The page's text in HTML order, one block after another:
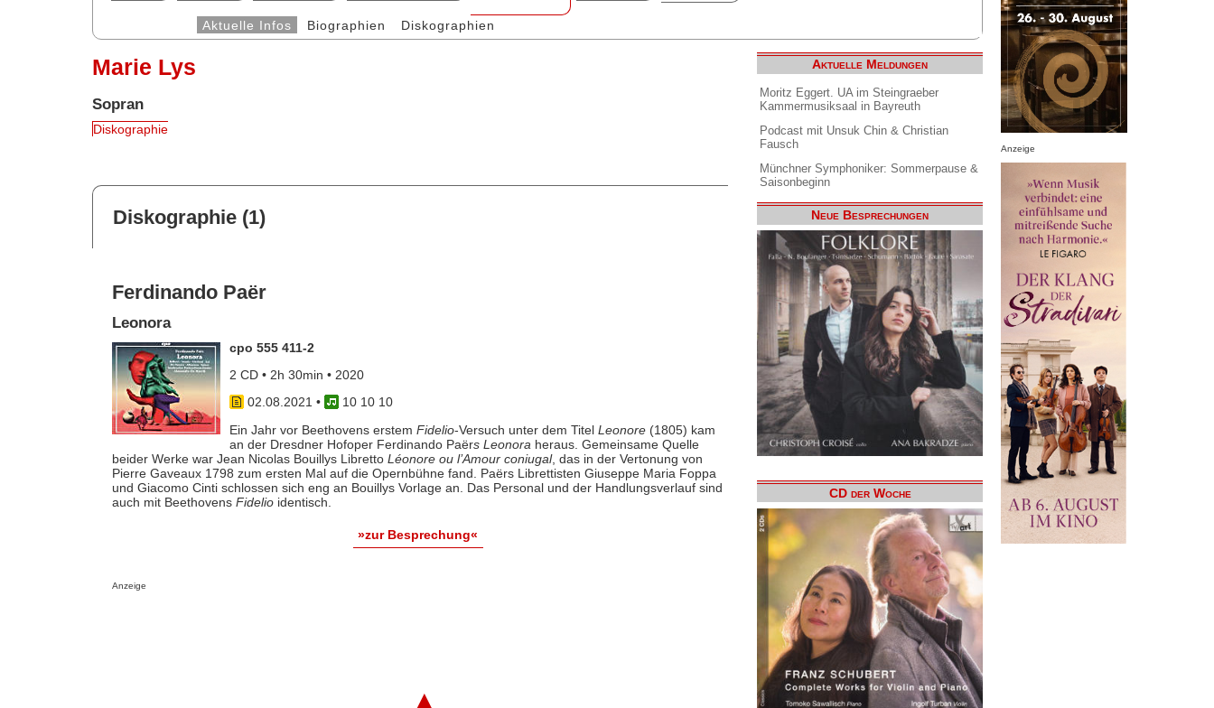
Aktuelle Infos Biographien Diskographien
Marie Lys
Sopran
Diskographie
Diskographie (1)
Ferdinando Paër
Leonora
cpo 555 411-2
2 CD • 2h 30min • 2020
02.08.2021 •
10 10 10
Ein Jahr vor Beethovens erstem Fidelio-Versuch unter dem Titel Leonore(1805) kam
an der Dresdner Hofoper Ferdinando Paërs Leonora heraus. Gemeinsame Quelle
beider Werke war Jean Nicolas Bouillys Libretto Léonore ou l’Amour coniugal, das in der Vertonung von
Pierre Gaveaux 1798 zum ersten Mal auf die Opernbühne fand. Paërs Librettisten Giuseppe Maria Foppa
und Giacomo Cinti schlossen sich eng an Bouillys Vorlage an. Das Personal und der Handlungsverlauf sind
auch mit Beethovens Fidelioidentisch.
»zur Besprechung«
Anzeige
Aktuelle Meldungen
Moritz Eggert. UA im Steingraeber
Kammermusiksaal in Bayreuth
Podcast mit Unsuk Chin & Christian
Fausch
Münchner Symphoniker: Sommerpause &
Saisonbeginn
Neue Besprechungen
CD der Woche
Anzeige